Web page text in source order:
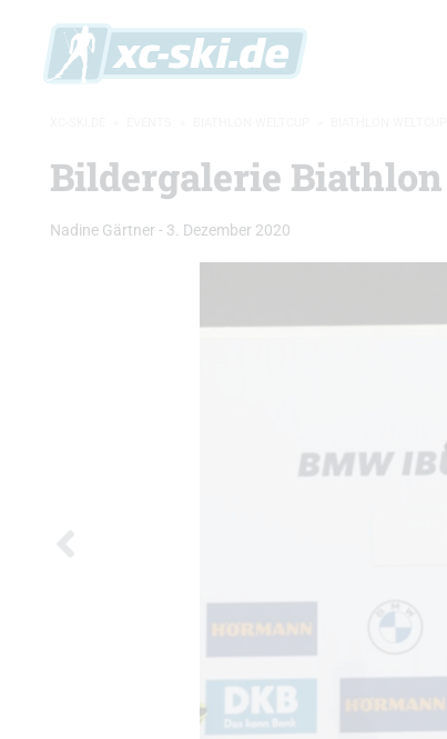
Bildergalerie
Nadine Gärtner - 3. Dezember 2020